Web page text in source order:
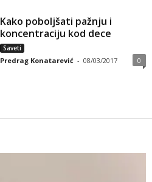
Kako poboljšati pažnju i
koncentraciju kod dece
Saveti
Predrag Konatarević - 08/03/2017 0